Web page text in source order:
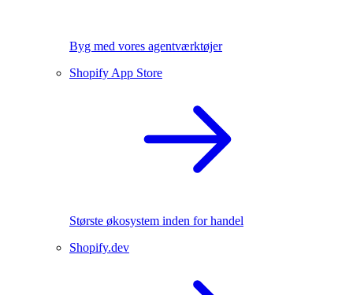
Byg med vores agentværktøjer
Shopify App Store
Største økosystem inden for handel
Shopify.dev